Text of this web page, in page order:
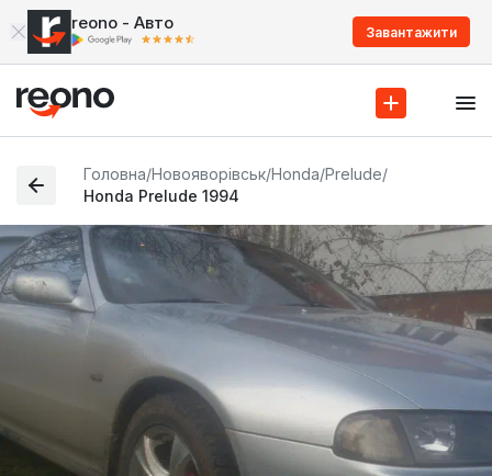
reono - Авто Завантажити
Головна/Новояворівськ/Honda/Prelude/
Honda Prelude 1994